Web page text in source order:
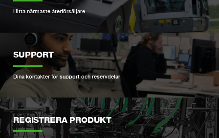
Hitta närmaste återförsäljare
SUPPORT
Dina kontakter för support och reservdelar
REGISTRERA PRODUKT